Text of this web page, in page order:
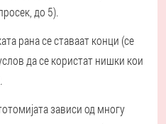
до 5).
рана се ставаат конци (се
да се користат нишки кои
зависи од многу